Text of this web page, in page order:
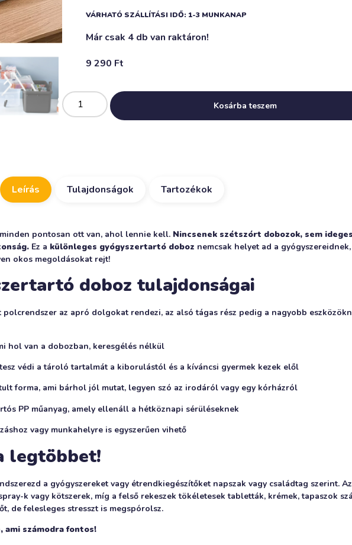
VÁRHATÓ SZÁLLÍTÁSI IDŐ: 1-3 MUNKANAP
Már csak 4 db van raktáron!
9 290 Ft
Kosárba teszem
Leírás Tulajdonságok Tartozékok
pontosan ott van, ahol lennie kell. Nincsenek szétszórt dobozok, sem ideges
Ez a különleges gyógyszertartó doboz nemcsak helyet ad a
okos megoldásokat rejt!
doboz tulajdonságai
az apró dolgokat rendezi, az alsó tágas rész pedig a nagyobb
hol van a dobozban, keresgélés nélkül
védi a tároló tartalmát a kiborulástól és a kíváncsi gyermek kezek elől
forma, ami bárhol jól mutat, legyen szó az irodáról vagy egy kórházról
PP műanyag, amely ellenáll a hétköznapi sérüléseknek
vagy munkahelyre is egyszerűen vihető
legtöbbet!
a gyógyszereket vagy étrendkiegészítőket napszak vagy családtag szerint.
k vagy kötszerek, míg a felső rekeszek tökéletesek tabletták, krémek, tapaszok
de felesleges stresszt is megspórolsz.
ami számodra fontos!